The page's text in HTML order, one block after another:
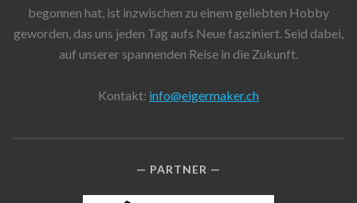
begonnen hat, ist inzwischen zu einem geliebten Hobby
geworden, das uns jeden Tag aufs Neue fasziniert. Seid dabei,
auf unserer spannenden Reise in die Zukunft.
Kontakt: info@eigermaker.ch
PARTNER